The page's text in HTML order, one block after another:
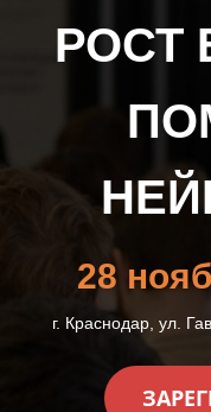
РОСТ
28
г. Краснодар, ул.